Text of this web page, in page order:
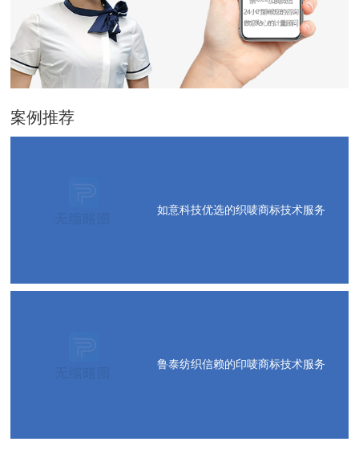
案例推荐
如意科技优选的织唛商标技术服务
鲁泰纺织信赖的印唛商标技术服务